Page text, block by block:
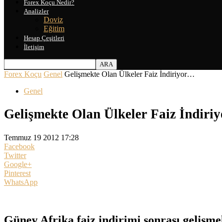
Forex Koçu Nedir?
Analizler
Doviz
Eğitim
Hesap Çeşitleri
İletişim
Forex Koçu Genel Gelişmekte Olan Ülkeler Faiz İndiriyor…
Genel
Gelişmekte Olan Ülkeler Faiz
Temmuz 19 2012 17:28
Facebook
Twitter
Google+
Pinterest
WhatsApp